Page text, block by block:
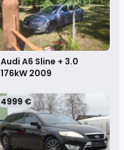
Audi A6 Sline + 3.0
176kW 2009
4999 €